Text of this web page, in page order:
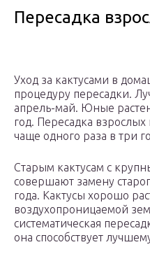
Пересадка
Уход за кактусами в
процедуру пересадки.
апрель-май. Юные
год. Пересадка взрослых
чаще одного раза в три
Старым кактусам с
совершают замену
года. Кактусы хорошо
воздухопроницаемой
систематическая
она способствует